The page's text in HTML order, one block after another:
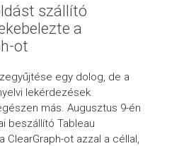
szállító
a
ot
egy dolog, de a
lekérdezések
más. Augusztus 9-én
beszállító Tableau
ClearGraph-ot azzal a céllal,